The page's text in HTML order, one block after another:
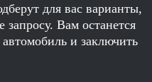
для вас варианты,
Вам останется
и заключить